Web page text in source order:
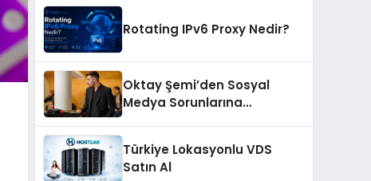
Rotating IPv6 Proxy Nedir?
Oktay Şemi’den Sosyal
Medya Sorunlarına
Türkiye Lokasyonlu VDS
Satın Al